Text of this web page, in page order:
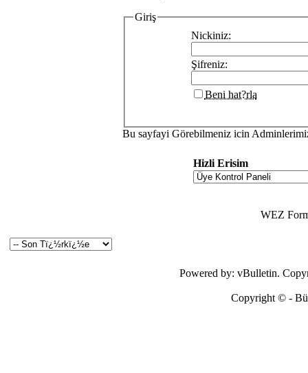
Giriş
Nickiniz:
Şifreniz:
Beni hat?rla
Bu sayfayi Görebilmeniz icin
Hizli Erisim
WEZ
Powered by: vBulletin.
Copyright © -